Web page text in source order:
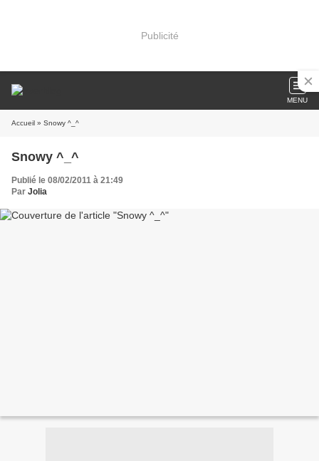
Publicité
MENU
Accueil » Snowy ^_^
Snowy ^_^
Publié le 08/02/2011 à 21:49
Par Jolia